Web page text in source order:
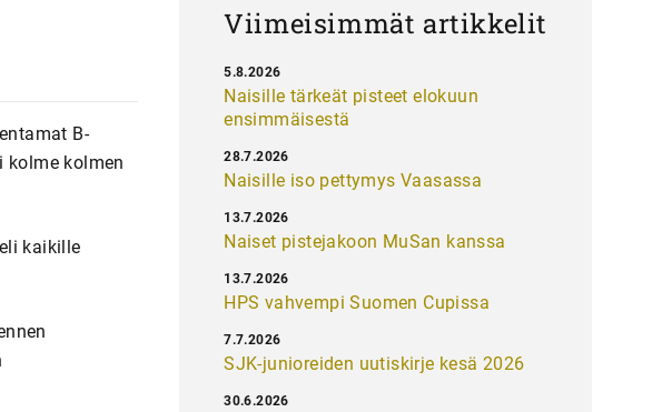
B-
kolme kolmen
kaikille
Viimeisimmät artikkelit
Naisille tärkeät pisteet elokuun
ensimmäisestä
5.8.2026
Naisille iso pettymys Vaasassa
28.7.2026
Naiset pistejakoon MuSan kanssa
13.7.2026
HPS vahvempi Suomen Cupissa
13.7.2026
SJK-junioreiden uutiskirje kesä 2026
7.7.2026
30.6.2026